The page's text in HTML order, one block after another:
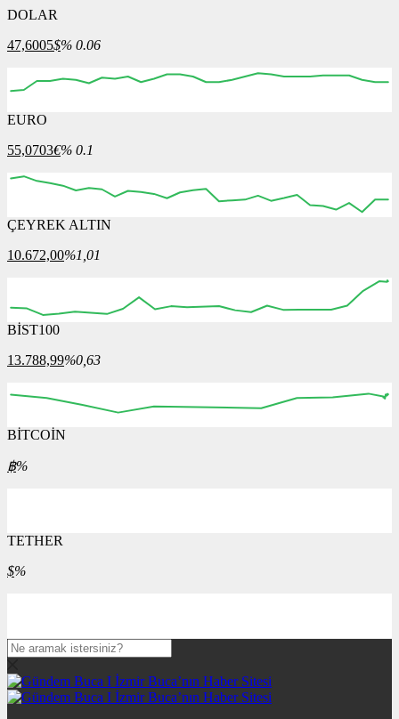
DOLAR
47,6005$% 0.06
EURO
55,0703€% 0.1
ÇEYREK ALTIN
10.672,00%1,01
BİST100
13.788,99%0,63
BİTCOİN
฿%
TETHER
$%